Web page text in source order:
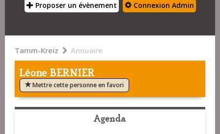
Proposer un évènement Connexion Admin
Tamm-Kreiz Annuaire
Léone BERNIER
Mettre cette personne en favori
Agenda